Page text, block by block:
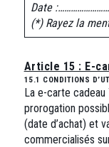
Date
(*) Rayez la
Article 15 : E-
15.1 CONDITIONS
La e-carte cadeau
prorogation
(date d’achat) et
commercialisés